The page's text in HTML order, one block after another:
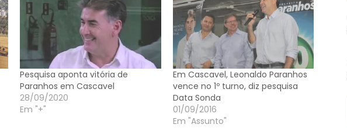
Pesquisa aponta vitória de
Paranhos em Cascavel
28/09/2020
Em "+"
Em Cascavel, Leonaldo Paranhos
vence no 1º turno, diz pesquisa
Data Sonda
01/09/2016
Em "Assunto"